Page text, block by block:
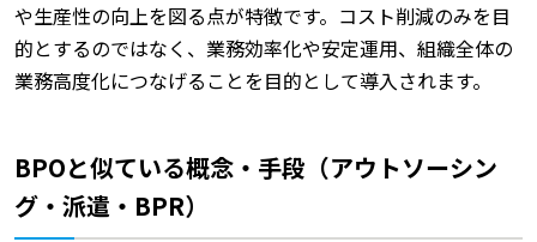
や生産性の向上を図る点が特徴です。コスト削減のみを目
的とするのではなく、業務効率化や安定運用、組織全体の
業務高度化につなげることを目的として導入されます。
BPOと似ている概念・手段（アウトソーシン
グ・派遣・BPR）